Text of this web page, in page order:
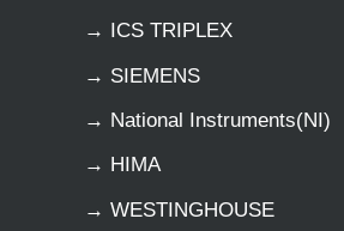
→ ICS TRIPLEX
→ SIEMENS
→ National Instruments(NI)
→ HIMA
→ WESTINGHOUSE